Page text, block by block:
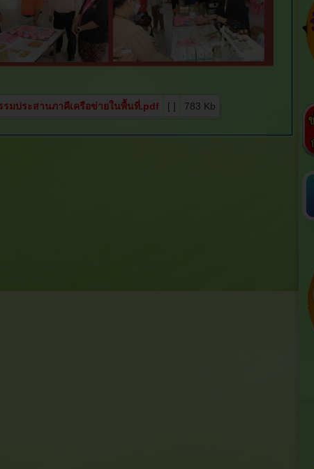
รมประสานภาคีเครือข่ายในพื้นที่.pdf [ ] 783 Kb